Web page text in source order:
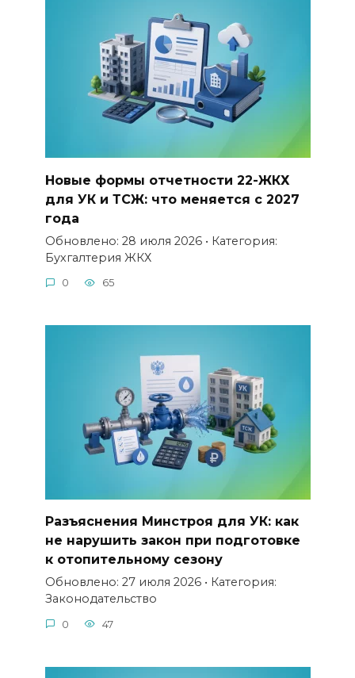
Новые формы отчетности 22-ЖКХ
для УК и ТСЖ: что меняется с 2027
года
Обновлено: 28 июля 2026 • Категория:
Бухгалтерия ЖКХ
0 65
Разъяснения Минстроя для УК: как
не нарушить закон при подготовке
к отопительному сезону
Обновлено: 27 июля 2026 • Категория:
Законодательство
0 47